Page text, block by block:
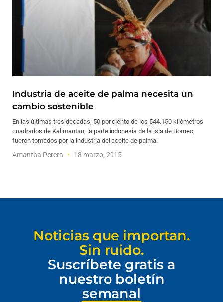
Industria de aceite de palma necesita un
cambio sostenible
En las últimas tres décadas, 50 por ciento de los 544.150 kilómetros
cuadrados de Kalimantan, la parte indonesia de la isla de Borneo,
fueron tomados por la industria del aceite de palma.
Amantha Perera 18 marzo, 2015
Noticias que importan.
Sin ruido.
Suscríbete gratis a
nuestro boletín
semanal